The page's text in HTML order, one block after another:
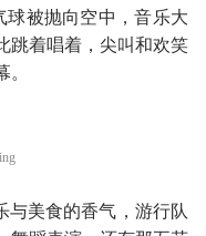
被抛向空中，音乐大
跳着唱着，尖叫和欢笑
美食的香气，游行队